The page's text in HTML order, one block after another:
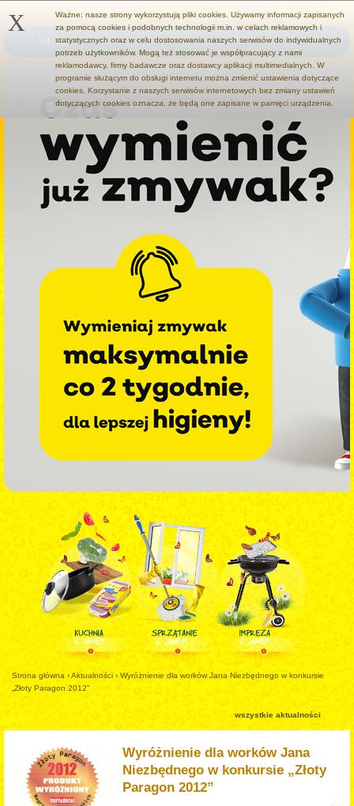
Menu
Strona główna ›Aktualności › Wyróżnienie dla worków Jana Niezbędnego w konkursie
„Złoty Paragon 2012”
wszystkie aktualności
Wyróżnienie dla worków Jana
Niezbędnego w konkursie „Złoty
Paragon 2012”
X
Ważne: nasze strony wykorzystują pliki cookies. Używamy informacji zapisanych
za pomocą cookies i podobnych technologii m.in. w celach reklamowych i
statystycznych oraz w celu dostosowania naszych serwisów do indywidualnych
potrzeb użytkowników. Mogą też stosować je współpracujący z nami
reklamodawcy, firmy badawcze oraz dostawcy aplikacji multimedialnych. W
programie służącym do obsługi internetu można zmienić ustawienia dotyczące
cookies. Korzystanie z naszych serwisów internetowych bez zmiany ustawień
dotyczących cookies oznacza, że będą one zapisane w pamięci urządzenia.